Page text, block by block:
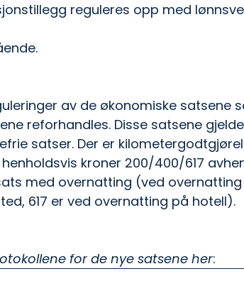
reguleres opp med
av de økonomiske satsene
reforhandles. Disse satsene
satser. Der er
kroner 200/400/617
med overnatting (ved
617 er ved overnatting på hotell).
for de nye satsene her: